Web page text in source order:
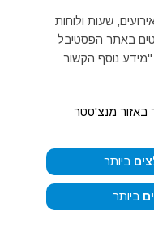
שעות ולוחות
באתר הפסטיבל –
נוסף הקשור
באזור מנצ'סטר
ביותר
ביותר